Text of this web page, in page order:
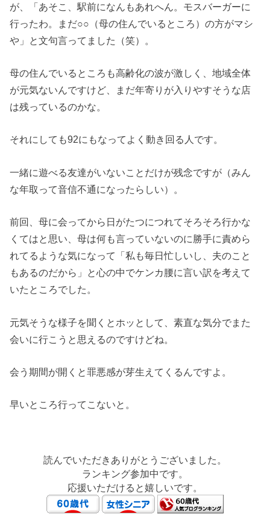
が、「あそこ、駅前になんもあれへん。モスバーガーに
行ったわ。まだ○○（母の住んでいるところ）の方がマシ
や」と文句言ってました（笑）。
母の住んでいるところも高齢化の波が激しく、地域全体
が元気ないんですけど、まだ年寄りが入りやすそうな店
は残っているのかな。
それにしても92にもなってよく動き回る人です。
一緒に遊べる友達がいないことだけが残念ですが（みん
な年取って音信不通になったらしい）。
前回、母に会ってから日がたつにつれてそろそろ行かな
くてはと思い、母は何も言っていないのに勝手に責めら
れてるような気になって「私も毎日忙しいし、夫のこと
もあるのだから」と心の中でケンカ腰に言い訳を考えて
いたところでした。
元気そうな様子を聞くとホッとして、素直な気分でまた
会いに行こうと思えるのですけどね。
会う期間が開くと罪悪感が芽生えてくるんですよ。
早いところ行ってこないと。
読んでいただきありがとうございました。
ランキング参加中です。
応援いただけると嬉しいです。